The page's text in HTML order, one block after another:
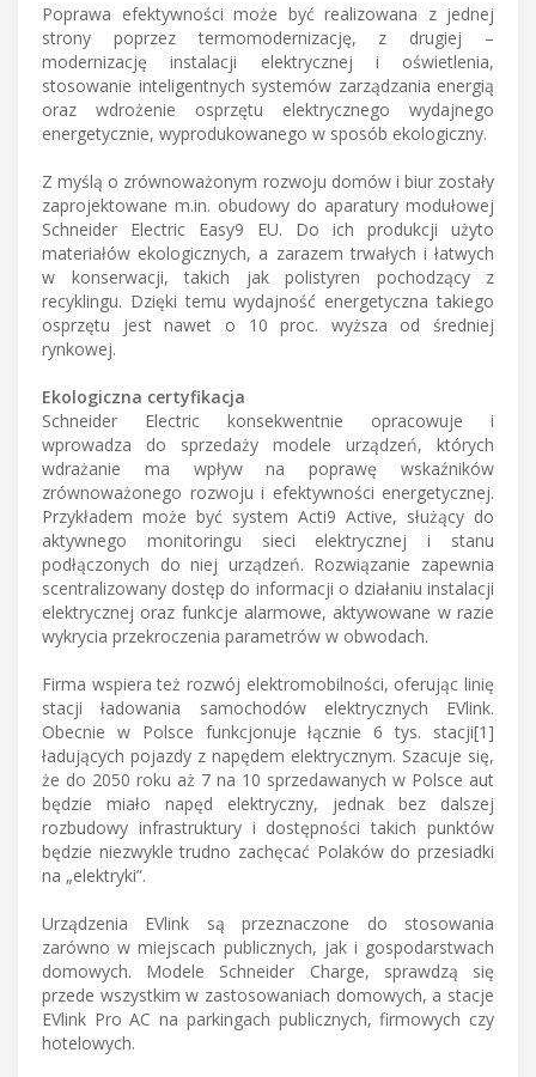
Poprawa efektywności może być realizowana z jednej
strony poprzez termomodernizację, z drugiej –
modernizację instalacji elektrycznej i oświetlenia,
stosowanie inteligentnych systemów zarządzania energią
oraz wdrożenie osprzętu elektrycznego wydajnego
energetycznie, wyprodukowanego w sposób ekologiczny.
Z myślą o zrównoważonym rozwoju domów i biur zostały
zaprojektowane m.in. obudowy do aparatury modułowej
Schneider Electric Easy9 EU. Do ich produkcji użyto
materiałów ekologicznych, a zarazem trwałych i łatwych
w konserwacji, takich jak polistyren pochodzący z
recyklingu. Dzięki temu wydajność energetyczna takiego
osprzętu jest nawet o 10 proc. wyższa od średniej
rynkowej.
Ekologiczna certyfikacja
Schneider Electric konsekwentnie opracowuje i
wprowadza do sprzedaży modele urządzeń, których
wdrażanie ma wpływ na poprawę wskaźników
zrównoważonego rozwoju i efektywności energetycznej.
Przykładem może być system Acti9 Active, służący do
aktywnego monitoringu sieci elektrycznej i stanu
podłączonych do niej urządzeń. Rozwiązanie zapewnia
scentralizowany dostęp do informacji o działaniu instalacji
elektrycznej oraz funkcje alarmowe, aktywowane w razie
wykrycia przekroczenia parametrów w obwodach.
Firma wspiera też rozwój elektromobilności, oferując linię
stacji ładowania samochodów elektrycznych EVlink.
Obecnie w Polsce funkcjonuje łącznie 6 tys. stacji[1]
ładujących pojazdy z napędem elektrycznym. Szacuje się,
że do 2050 roku aż 7 na 10 sprzedawanych w Polsce aut
będzie miało napęd elektryczny, jednak bez dalszej
rozbudowy infrastruktury i dostępności takich punktów
będzie niezwykle trudno zachęcać Polaków do przesiadki
na „elektryki”.
Urządzenia EVlink są przeznaczone do stosowania
zarówno w miejscach publicznych, jak i gospodarstwach
domowych. Modele Schneider Charge, sprawdzą się
przede wszystkim w zastosowaniach domowych, a stacje
EVlink Pro AC na parkingach publicznych, firmowych czy
hotelowych.